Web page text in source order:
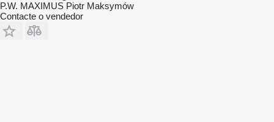
P.W. MAXIMUS Piotr Maksymów
Contacte o vendedor